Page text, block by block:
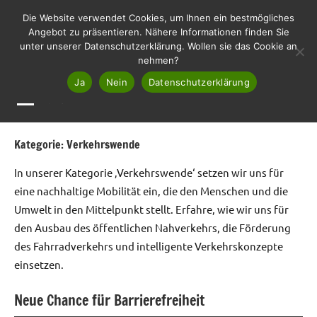
springen
LHL
Liste
Haslach
Lebenswert
Kategorie:Verkehrswende
In unserer Kategorie ‚Verkehrswende‘ setzen wir uns für
eine nachhaltige Mobilität ein, die den Menschen und die
Umwelt in den Mittelpunkt stellt. Erfahre, wie wir uns für
den Ausbau des öffentlichen Nahverkehrs, die Förderung
des Fahrradverkehrs und intelligente Verkehrskonzepte
einsetzen.
Neue Chance für Barrierefreiheit
Die Website verwendet Cookies, um Ihnen ein bestmögliches
Angebot zu präsentieren. Nähere Informationen finden Sie
unter unserer Datenschutzerklärung. Wollen sie das Cookie an
nehmen?
Ja
Nein Datenschutzerklärung